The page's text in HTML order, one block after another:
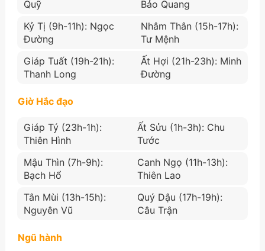
Quỹ
Bảo Quang
Kỷ Tị (9h-11h): Ngọc
Đường
Nhâm Thân (15h-17h):
Tư Mệnh
Giáp Tuất (19h-21h):
Thanh Long
Ất Hợi (21h-23h): Minh
Đường
Giờ Hắc đạo
Giáp Tý (23h-1h):
Thiên Hình
Ất Sửu (1h-3h): Chu
Tước
Mậu Thìn (7h-9h):
Bạch Hổ
Canh Ngọ (11h-13h):
Thiên Lao
Tân Mùi (13h-15h):
Nguyên Vũ
Quý Dậu (17h-19h):
Câu Trận
Ngũ hành